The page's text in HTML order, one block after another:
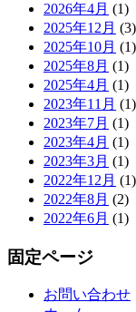
2026年4月 (1)
2025年12月 (3)
2025年10月 (1)
2025年8月 (1)
2025年4月 (1)
2023年11月 (1)
2023年7月 (1)
2023年4月 (1)
2023年3月 (1)
2022年12月 (1)
2022年8月 (2)
2022年6月 (1)
固定ページ
お問い合わせ